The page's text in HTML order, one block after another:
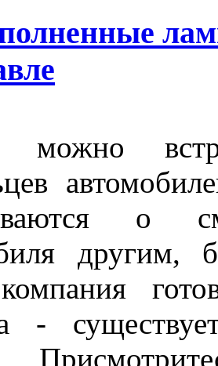
можно
о
другим,
-